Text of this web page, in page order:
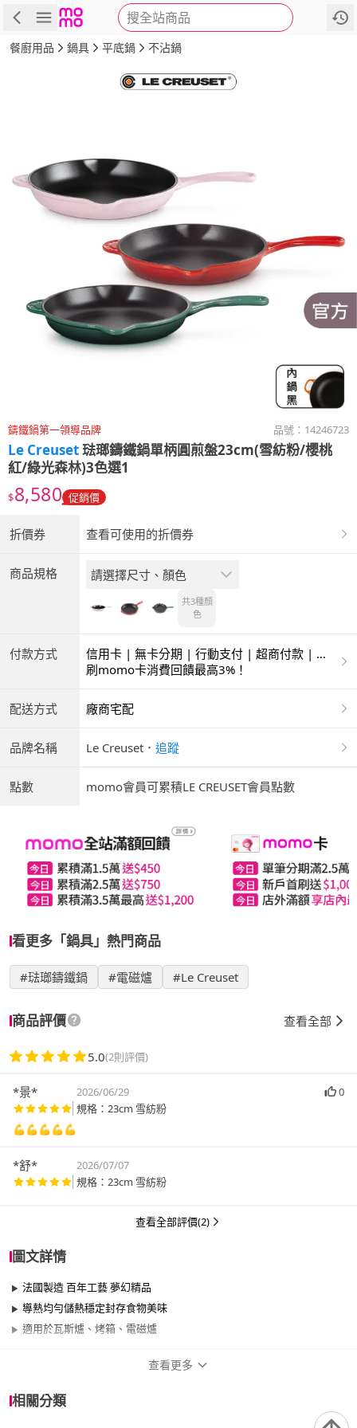
搜全站商品
商品 評價 詳情
餐廚用品 鍋具 平底鍋 不沾鍋
鑄鐵鍋第一領導品牌 品號： 14246723
Le Creuset琺瑯鑄鐵鍋單柄圓煎盤23cm(雪紡粉/櫻桃
紅/綠光森林)3色選1
$8,580 促銷價
折價券 查看可使用的折價券
商品規格 請選擇尺寸、顏色
共3種顏
色
付款方式
信用卡 | 無卡分期 | 行動支付 | 超商付款 | 銀
聯卡
刷momo卡消費回饋最高3%！
配送方式 廠商宅配
品牌名稱 Le Creuset ． 追蹤
點數 momo會員可累積LE CREUSET會員點數
看更多「鍋具」熱門商品
#琺瑯鑄鐵鍋 #電磁爐 #Le Creuset
商品評價 查看全部
5.0(2則評價)
*景* 2026/06/29
0
規格：23cm 雪紡粉
💪💪💪💪💪
*舒*
2026/07/07
規格：23cm 雪紡粉
查看全部評價(2)
圖文詳情
法國製造 百年工藝 夢幻精品
導熱均勻儲熱穩定封存食物美味
適用於瓦斯爐、烤箱、電磁爐
查看更多
相關分類